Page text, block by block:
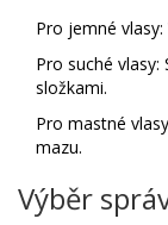
Pro jemné
Pro suché
složkami.
Pro mastné
mazu.
Výběr